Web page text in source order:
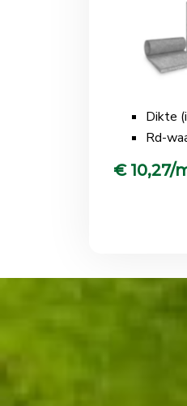
Dikte
Rd-
€ 10,27/